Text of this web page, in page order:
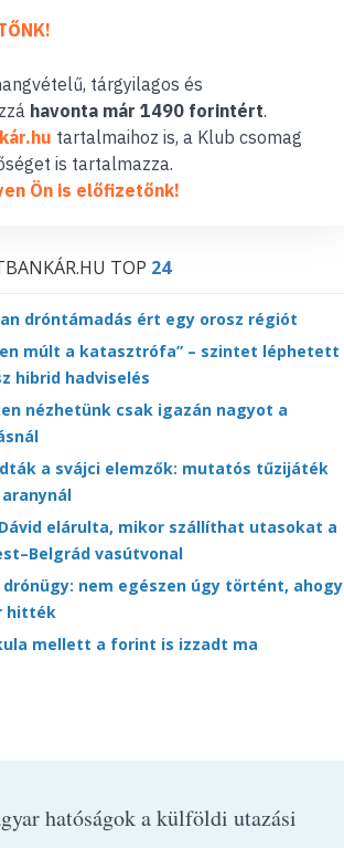
tárgyilagos és
havonta már 1490 forintért.
tartalmaihoz is, a Klub csomag
is tartalmazza.
Ön is előfizetőnk!
TOP 24
dróntámadás ért egy orosz régiót
múlt a katasztrófa” – szintet léphetett
hibrid hadviselés
nézhetünk csak igazán nagyot a
a svájci elemzők: mutatós tűzijáték
elárulta, mikor szállíthat utasokat a
vasútvonal
drónügy: nem egészen úgy történt, ahogy
hitték
mellett a forint is izzadt ma
hatóságok a külföldi utazási